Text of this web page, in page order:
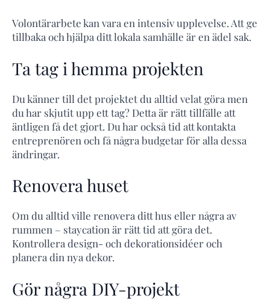
Volontärarbete kan vara en intensiv upplevelse. Att ge
tillbaka och hjälpa ditt lokala samhälle är en ädel sak.
Ta tag i hemma projekten
Du känner till det projektet du alltid velat göra men
du har skjutit upp ett tag? Detta är rätt tillfälle att
äntligen få det gjort. Du har också tid att kontakta
entreprenören och få några budgetar för alla dessa
ändringar.
Renovera huset
Om du alltid ville renovera ditt hus eller några av
rummen – staycation är rätt tid att göra det.
Kontrollera design- och dekorationsidéer och
planera din nya dekor.
Gör några DIY-projekt